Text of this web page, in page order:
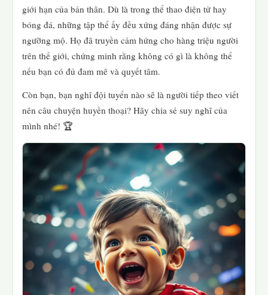
giới hạn của bản thân. Dù là trong thể thao điện tử hay
bóng đá, những tập thể ấy đều xứng đáng nhận được sự
ngưỡng mộ. Họ đã truyền cảm hứng cho hàng triệu người
trên thế giới, chứng minh rằng không có gì là không thể
nếu bạn có đủ đam mê và quyết tâm.
Còn bạn, bạn nghĩ đội tuyển nào sẽ là người tiếp theo viết
nên câu chuyện huyền thoại? Hãy chia sẻ suy nghĩ của
mình nhé! 🏆